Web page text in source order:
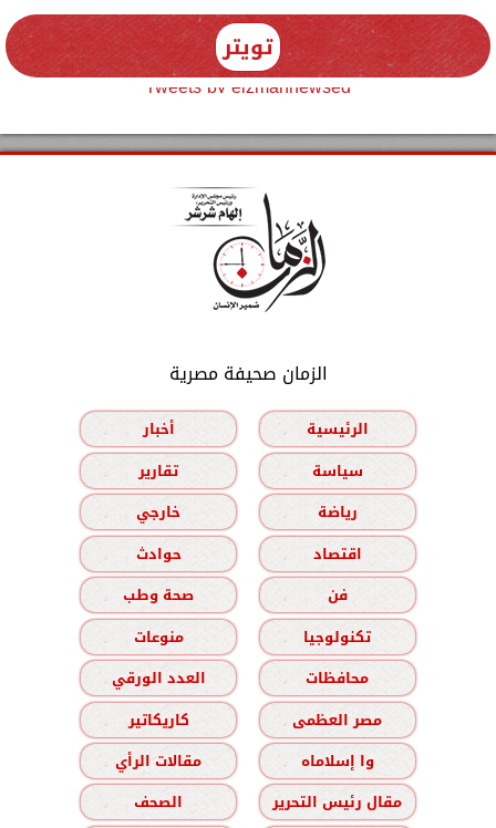
تويتر
Tweets by elzmannewseg
الزمان صحيفة مصرية
الرئيسية
أخبار
سياسة
تقارير
رياضة
خارجي
اقتصاد
حوادث
فن
صحة وطب
تكنولوجيا
منوعات
محافظات
العدد الورقي
مصر العظمى
كاريكاتير
وا إسلاماه
مقالات الرأي
مقال رئيس التحرير
الصحف